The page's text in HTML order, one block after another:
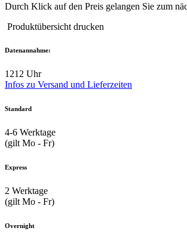
Durch Klick auf den Preis gelangen Sie zum
Produktübersicht drucken
Datenannahme:
1212 Uhr
Infos zu Versand und Lieferzeiten
Standard
4-6 Werktage
(gilt Mo - Fr)
Express
2 Werktage
(gilt Mo - Fr)
Overnight